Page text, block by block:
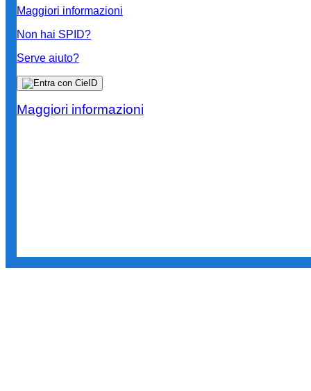
Maggiori informazioni
Non hai SPID?
Serve aiuto?
Maggiori informazioni